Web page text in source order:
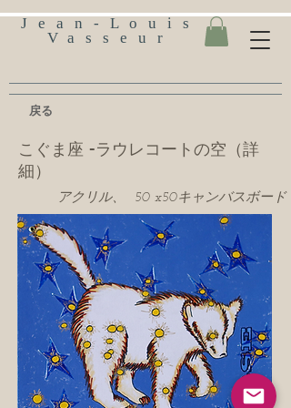
Jean-Louis
Vasseur
戻る
こぐま座 -ラウレコートの空（詳
細）
アクリル、 50 x50キャンバスボード